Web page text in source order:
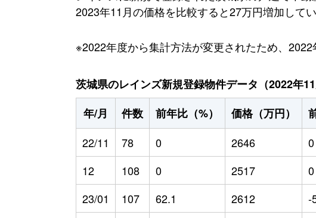
2023年11月の価格を比較すると27万円増加して
※2022年度から集計方法が変更されたため、2022
茨城県のレインズ新規登録物件データ（2022年11
年/月
件数 前年比（%） 価格（万円）
22/11
78 0 2646 0
12
108 0 2517 0
23/01
107 62.1 2612 -